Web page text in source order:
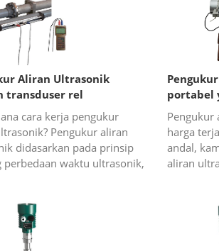
Aliran Ultrasonik
transduser rel
cara kerja pengukur
Pengukur aliran
didasarkan pada prinsip
perbedaan waktu ultrasonik,
portabel
Pengukur
harga
andal,
aliran